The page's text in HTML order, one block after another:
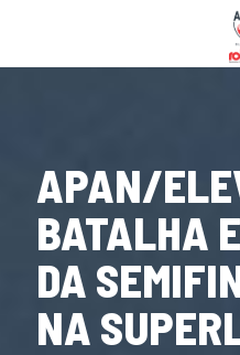
APAN/
BATALHA
DA
NA